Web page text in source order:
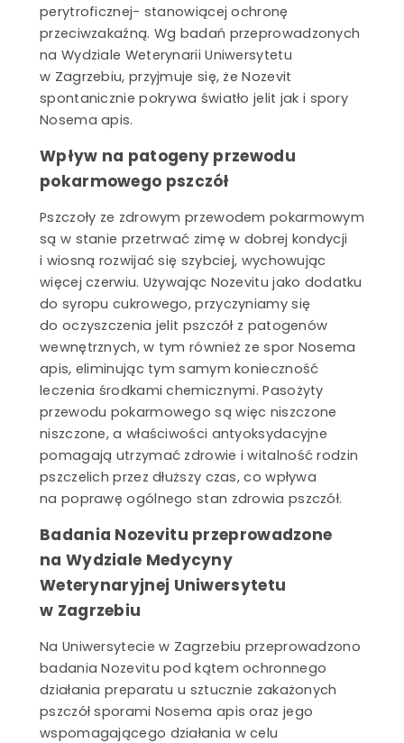
perytroficznej- stanowiącej ochronę
przeciwzakaźną. Wg badań przeprowadzonych
na Wydziale Weterynarii Uniwersytetu
w Zagrzebiu, przyjmuje się, że Nozevit
spontanicznie pokrywa światło jelit jak i spory
Nosema apis.
Wpływ na patogeny przewodu
pokarmowego pszczół
Pszczoły ze zdrowym przewodem pokarmowym
są w stanie przetrwać zimę w dobrej kondycji
i wiosną rozwijać się szybciej, wychowując
więcej czerwiu. Używając Nozevitu jako dodatku
do syropu cukrowego, przyczyniamy się
do oczyszczenia jelit pszczół z patogenów
wewnętrznych, w tym również ze spor Nosema
apis, eliminując tym samym konieczność
leczenia środkami chemicznymi. Pasożyty
przewodu pokarmowego są więc niszczone
niszczone, a właściwości antyoksydacyjne
pomagają utrzymać zdrowie i witalność rodzin
pszczelich przez dłuższy czas, co wpływa
na poprawę ogólnego stan zdrowia pszczół.
Badania Nozevitu przeprowadzone
na Wydziale Medycyny
Weterynaryjnej Uniwersytetu
w Zagrzebiu
Na Uniwersytecie w Zagrzebiu przeprowadzono
badania Nozevitu pod kątem ochronnego
działania preparatu u sztucznie zakażonych
pszczół sporami Nosema apis oraz jego
wspomagającego działania w celu